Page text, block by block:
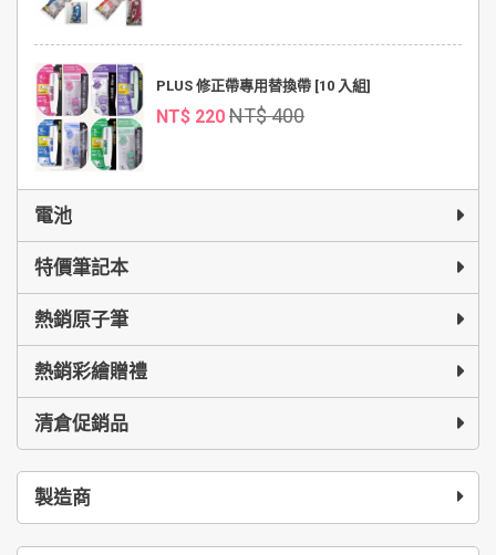
PLUS 修正帶專用替換帶 [10 入組]
NT$ 220 NT$ 400
電池
特價筆記本
熱銷原子筆
熱銷彩繪贈禮
清倉促銷品
製造商